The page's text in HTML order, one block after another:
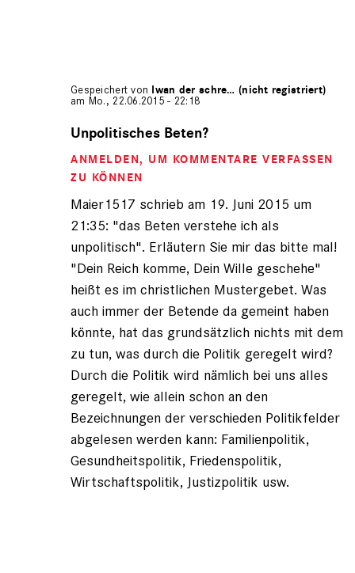
Gespeichert von Iwan der schre… (nicht registriert)
am Mo., 22.06.2015 - 22:18
auf
Maier1517
(nicht
Unpolitisches Beten?
ANMELDEN, UM KOMMENTARE VERFASSEN
ZU KÖNNEN
Maier1517 schrieb am 19. Juni 2015 um
21:35: "das Beten verstehe ich als
unpolitisch". Erläutern Sie mir das bitte mal!
"Dein Reich komme, Dein Wille geschehe"
heißt es im christlichen Mustergebet. Was
auch immer der Betende da gemeint haben
könnte, hat das grundsätzlich nichts mit dem
zu tun, was durch die Politik geregelt wird?
Durch die Politik wird nämlich bei uns alles
geregelt, wie allein schon an den
Bezeichnungen der verschieden Politikfelder
abgelesen werden kann: Familienpolitik,
Gesundheitspolitik, Friedenspolitik,
Wirtschaftspolitik, Justizpolitik usw.